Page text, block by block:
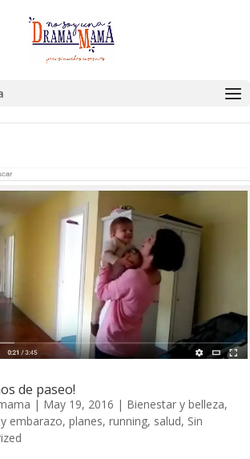
de paseo!
| May 19, 2016 | Bienestar y belleza,
embarazo, planes, running, salud, Sin